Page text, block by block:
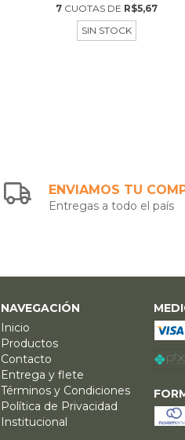
7 CUOTAS DE R$5,67
SIN STOCK
ENVIAMOS TU
Entregas a todo el país
NAVEGACIÓN
Inicio
Productos
Contacto
Entrega y flete
Términos y Condiciones
Política de Privacidad
Institucional